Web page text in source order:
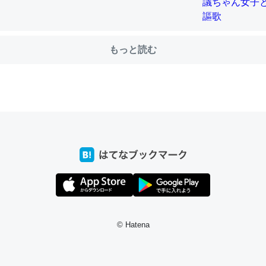
か使わないので回線代ほとんどかからないですよ。参考：
が結構効いてるので、気になる場合はにんにくだけ加熱してから加えた
いてみた - メシ通 | ホットペッパーグルメ
もっと読む
© Hatena